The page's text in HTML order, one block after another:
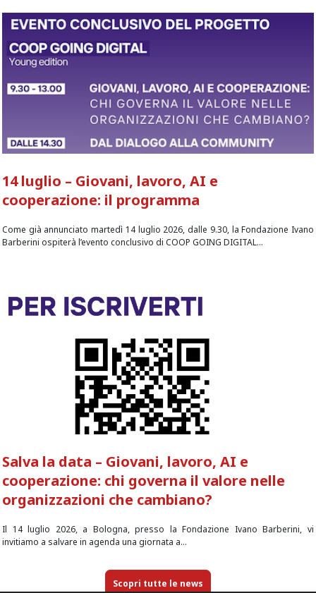
14 luglio – Giovani, lavoro, AI e
cooperazione: il programma
Come già annunciato martedì 14 luglio 2026, dalle 9.30, la Fondazione Ivano
Barberini ospiterà l’evento conclusivo di COOP GOING DIGITAL...
Salva la data – Giovani, lavoro, AI e
cooperazione: chi governa il valore nelle
organizzazioni che cambiano?
Il 14 luglio 2026, a Bologna, presso la Fondazione Ivano Barberini, vi
invitiamo a salvare in agenda una giornata a...
Scopri tutte le news